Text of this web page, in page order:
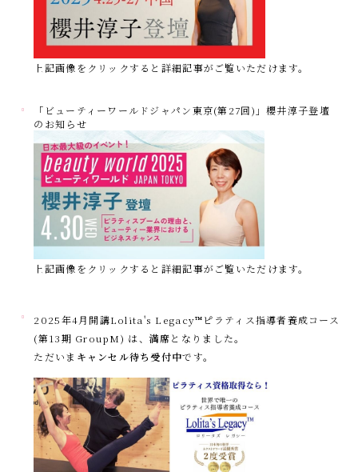
上記画像をクリックすると詳細記事がご覧いただけます。
「ビューティーワールドジャパン東京(第27回)」櫻井淳子登壇
のお知らせ
上記画像をクリックすると詳細記事がご覧いただけます。
2025年4月開講Lolita's Legacy™︎ピラティス指導者養成コース
(第13期 GroupM) は、 満席となりました。
ただいま キャンセル待ち受付中です。